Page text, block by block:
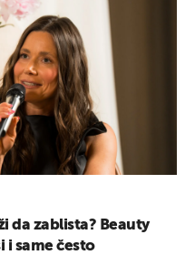
da zablista? Beauty
i same često